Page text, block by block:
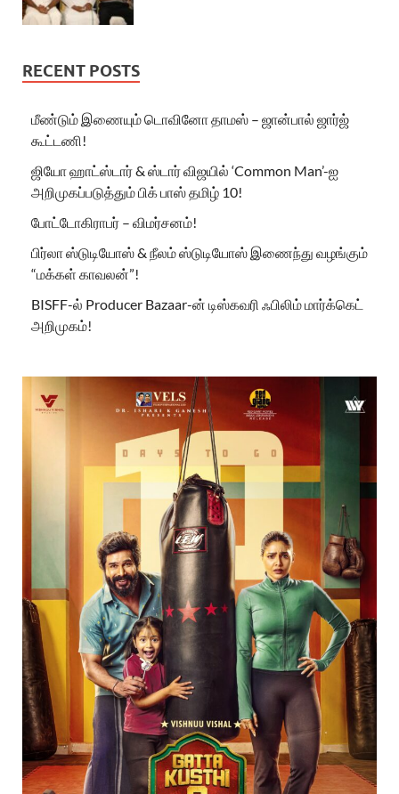
RECENT POSTS
மீண்டும் இணையும் டொவினோ தாமஸ் – ஜான்பால் ஜார்ஜ்
கூட்டணி!
ஜியோ ஹாட்ஸ்டார் & ஸ்டார் விஜயில் ‘Common Man’-ஐ
அறிமுகப்படுத்தும் பிக் பாஸ் தமிழ் 10!
போட்டோகிராபர் – விமர்சனம்!
பிர்லா ஸ்டுடியோஸ் & நீலம் ஸ்டுடியோஸ் இணைந்து வழங்கும்
“மக்கள் காவலன்”!
BISFF-ல் Producer Bazaar-ன் டிஸ்கவரி ஃபிலிம் மார்க்கெட்
அறிமுகம்!